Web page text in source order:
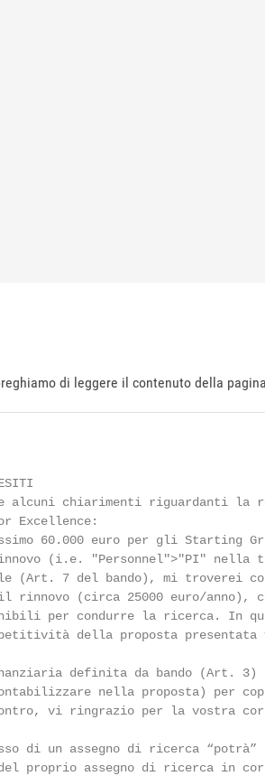
di leggere il contenuto della
alcuni chiarimenti riguardanti la
Excellence:
60.000 euro per gli Starting
(i.e. "Personnel">"PI" nella
(Art. 7 del bando), mi troverei
rinnovo (circa 25000 euro/anno),
per condurre la ricerca. In
della proposta presentata
definita da bando (Art. 3)
nella proposta) per
vi ringrazio per la vostra
di un assegno di ricerca “potrà”
proprio assegno di ricerca in